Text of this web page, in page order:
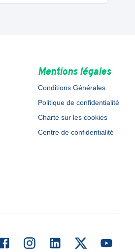
Mentions légales
Conditions Générales
Politique de confidentialité
Charte sur les cookies
Centre de confidentialité